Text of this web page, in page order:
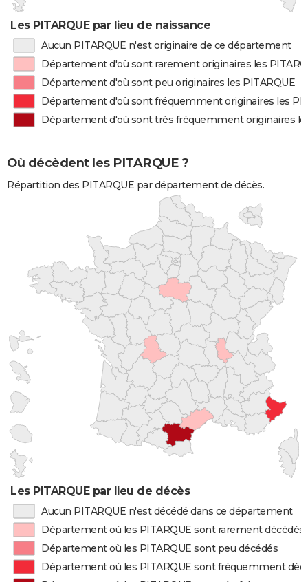
Les PITARQUE par lieu de naissance
Aucun PITARQUE n'est originaire de ce département
Département d'où sont rarement originaires les
Département d'où sont peu originaires les PITARQUE
Département d'où sont fréquemment originaires les
Département d'où sont très fréquemment originaires
Où décèdent les PITARQUE ?
Répartition des PITARQUE par département de décès.
Les PITARQUE par lieu de décès
Aucun PITARQUE n'est décédé dans ce département
Département où les PITARQUE sont rarement décédés
Département où les PITARQUE sont peu décédés
Département où les PITARQUE sont fréquemment